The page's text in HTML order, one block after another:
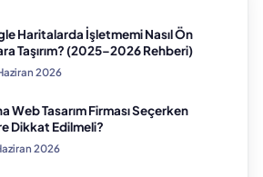
Haritalarda İşletmemi Nasıl Ön
Taşırım? (2025–2026 Rehberi)
2026
Web Tasarım Firması Seçerken
Dikkat Edilmeli?
2026